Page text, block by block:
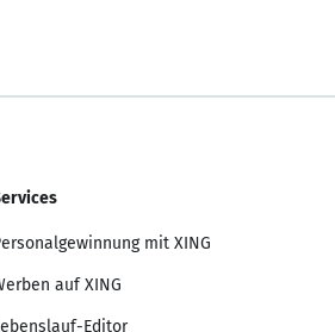
mit XING
auf XING
Editor